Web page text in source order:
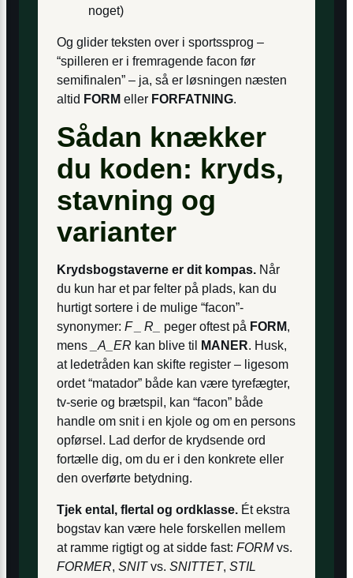
noget)
Og glider teksten over i sportssprog –
“spilleren er i fremragende facon før
semifinalen” – ja, så er løsningen næsten
altid FORM eller FORFATNING.
Sådan knækker
du koden: kryds,
stavning og
varianter
Krydsbogstaverne er dit kompas. Når
du kun har et par felter på plads, kan du
hurtigt sortere i de mulige “facon”-
synonymer: F _ R_ peger oftest på FORM,
mens
_A_ER kan blive til MANER. Husk,
at ledetråden kan skifte register – ligesom
ordet “matador” både kan være tyrefægter,
tv-serie og brætspil, kan “facon” både
handle om snit i en kjole og om en persons
opførsel. Lad derfor de krydsende ord
fortælle dig, om du er i den konkrete eller
den overførte betydning.
Tjek ental, flertal og ordklasse. Ét ekstra
bogstav kan være hele forskellen mellem
at ramme rigtigt og at sidde fast: FORMvs.
FORMER, SNITvs. SNITTET, STIL